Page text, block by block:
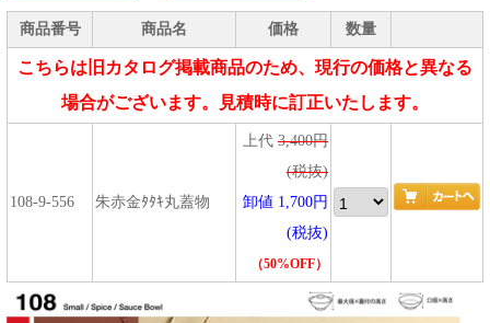
商品番号 商品名 価格 数量
こちらは旧カタログ掲載商品のため、現行の価格と異なる
場合がございます。見積時に訂正いたします。
108-9-556 朱赤金ﾀﾀｷ丸蓋物
上代 3,400円
(税抜)
卸値 1,700円
(税抜)
（50%OFF）